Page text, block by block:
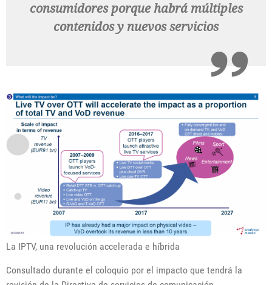
consumidores porque habrá múltiples
contenidos y nuevos servicios
La IPTV, una revolución accelerada e híbrida
Consultado durante el coloquio por el impacto que tendrá la